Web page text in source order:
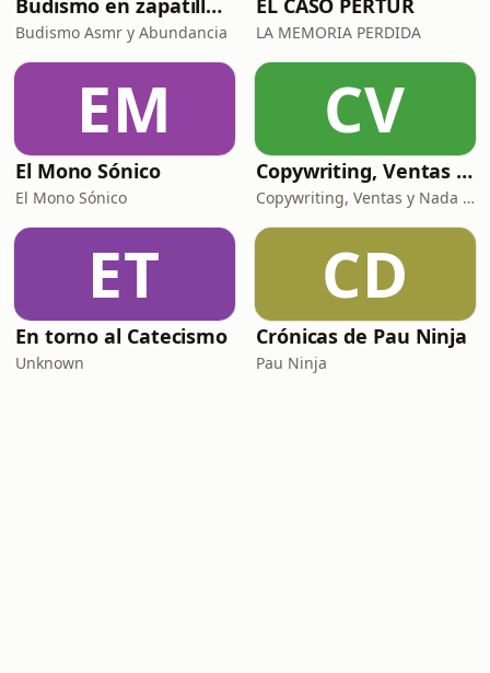
Budismo en zapatillas, El budismo sin sermones
Budismo Asmr y Abundancia
EL CASO PERTUR
LA MEMORIA PERDIDA
EM
El Mono Sónico
El Mono Sónico
CV
Copywriting, Ventas y Nada que perder
Copywriting, Ventas y Nada que Perder
ET
En torno al Catecismo
Unknown
CD
Crónicas de Pau Ninja
Pau Ninja